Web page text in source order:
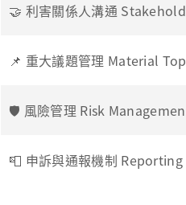
🤝 利害關係人溝通
📌 重大議題管理 Material
🛡️ 風險管理 Risk
📮 申訴與通報機制